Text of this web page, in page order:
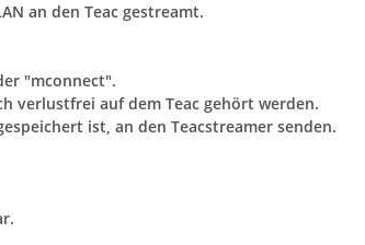
an den Teac gestreamt.
"mconnect".
verlustfrei auf dem Teac gehört werden.
ist, an den Teacstreamer senden.